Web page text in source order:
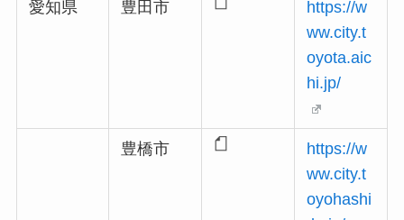
愛知県 豊田市
https://w
ww.city.t
oyota.aic
hi.jp/
豊橋市
https://w
ww.city.t
oyohashi